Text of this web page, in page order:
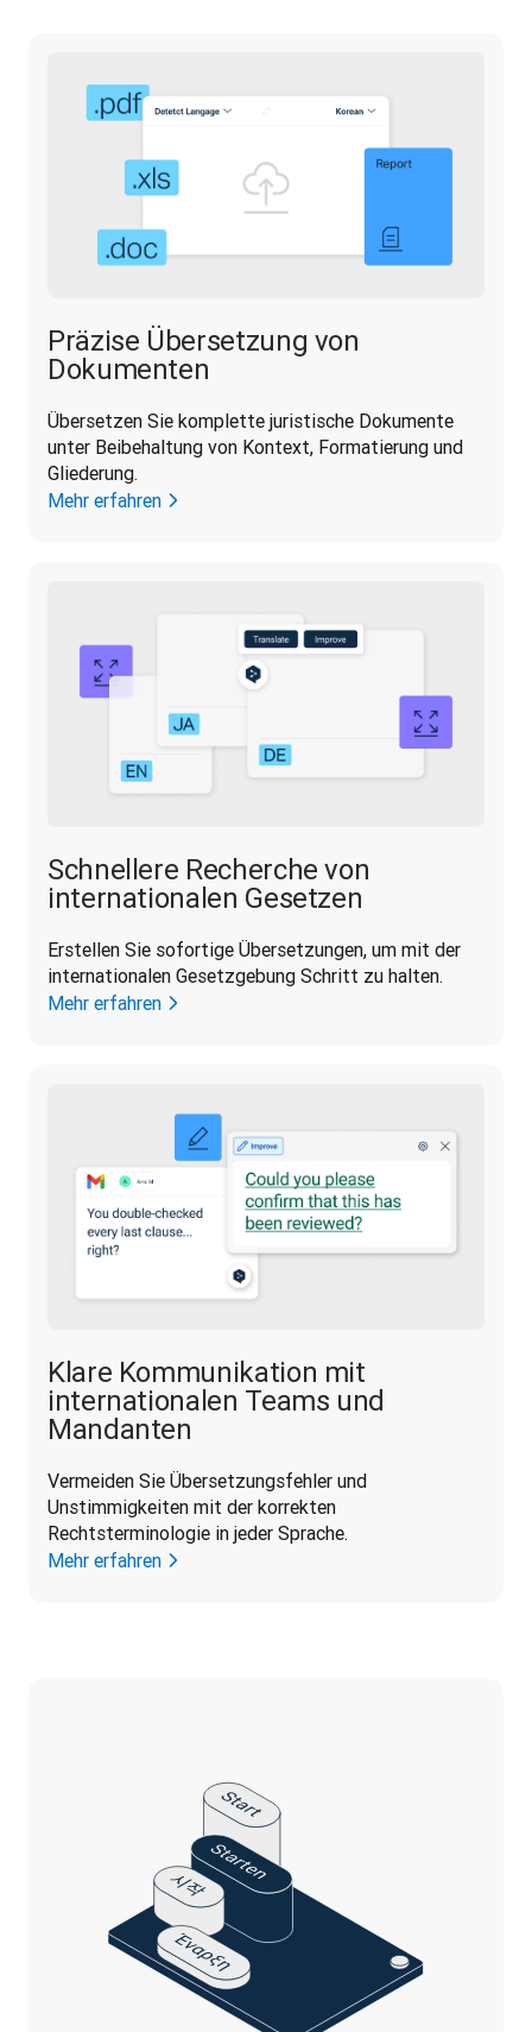
Präzise Übersetzung von
Dokumenten
Übersetzen Sie komplette juristische Dokumente
unter Beibehaltung von Kontext, Formatierung und
Gliederung.
Mehr erfahren
Schnellere Recherche von
internationalen Gesetzen
Erstellen Sie sofortige Übersetzungen, um mit der
internationalen Gesetzgebung Schritt zu halten.
Mehr erfahren
Klare Kommunikation mit
internationalen Teams und
Mandanten
Vermeiden Sie Übersetzungsfehler und
Unstimmigkeiten mit der korrekten
Rechtsterminologie in jeder Sprache.
Mehr erfahren